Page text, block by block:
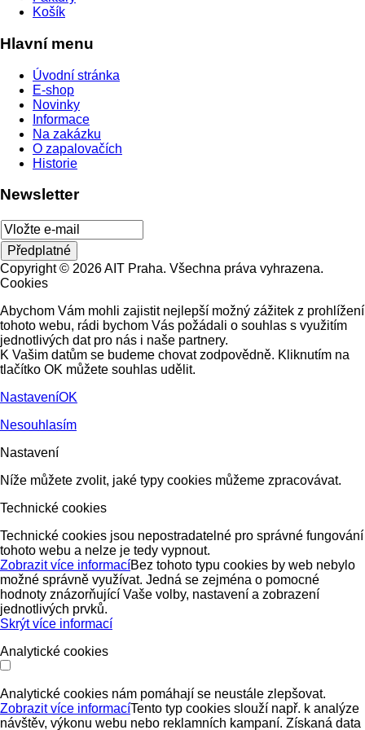
Košík
Hlavní menu
Úvodní stránka
E-shop
Novinky
Informace
Na zakázku
O zapalovačích
Historie
Newsletter
Copyright © 2026 AIT Praha. Všechna práva vyhrazena.
Cookies
Abychom Vám mohli zajistit nejlepší možný zážitek z prohlížení
tohoto webu, rádi bychom Vás požádali o souhlas s využitím
jednotlivých dat pro nás i naše partnery.
K Vašim datům se budeme chovat zodpovědně. Kliknutím na
tlačítko OK můžete souhlas udělit.
NastaveníOK
Nesouhlasím
Nastavení
Níže můžete zvolit, jaké typy cookies můžeme zpracovávat.
Technické cookies
Technické cookies jsou nepostradatelné pro správné fungování
tohoto webu a nelze je tedy vypnout.
Zobrazit více informacíBez tohoto typu cookies by web nebylo
možné správně využívat. Jedná se zejména o pomocné
hodnoty znázorňující Vaše volby, nastavení a zobrazení
jednotlivých prvků.
Skrýt více informací
Analytické cookies
Analytické cookies nám pomáhají se neustále zlepšovat.
Zobrazit více informacíTento typ cookies slouží např. k analýze
návštěv, výkonu webu nebo reklamních kampaní. Získaná data